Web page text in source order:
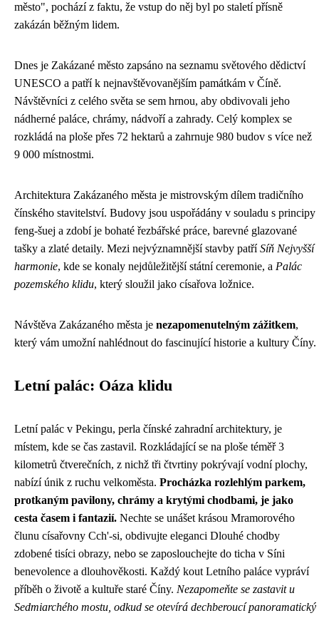
město", pochází z faktu, že vstup do něj byl po staletí přísně
zakázán běžným lidem.
Dnes je Zakázané město zapsáno na seznamu světového dědictví
UNESCO a patří k nejnavštěvovanějším památkám v Číně.
Návštěvníci z celého světa se sem hrnou, aby obdivovali jeho
nádherné paláce, chrámy, nádvoří a zahrady. Celý komplex se
rozkládá na ploše přes 72 hektarů a zahrnuje 980 budov s více než
9 000 místnostmi.
Architektura Zakázaného města je mistrovským dílem tradičního
čínského stavitelství. Budovy jsou uspořádány v souladu s principy
feng-šuej a zdobí je bohaté řezbářské práce, barevné glazované
tašky a zlaté detaily. Mezi nejvýznamnější stavby patříSíň Nejvyšší
harmonie, kde se konaly nejdůležitější státní ceremonie, a Palác
pozemského klidu, který sloužil jako císařova ložnice.
Návštěva Zakázaného města je nezapomenutelným zážitkem,
který vám umožní nahlédnout do fascinující historie a kultury Číny.
Letní palác: Oáza klidu
Letní palác v Pekingu, perla čínské zahradní architektury, je
místem, kde se čas zastavil. Rozkládající se na ploše téměř 3
kilometrů čtverečních, z nichž tři čtvrtiny pokrývají vodní plochy,
nabízí únik z ruchu velkoměsta. Procházka rozlehlým parkem,
protkaným pavilony, chrámy a krytými chodbami, je jako
cesta časem i fantazií. Nechte se unášet krásou Mramorového
člunu císařovny Cch'-si, obdivujte eleganci Dlouhé chodby
zdobené tisíci obrazy, nebo se zaposlouchejte do ticha v Síni
benevolence a dlouhověkosti. Každý kout Letního paláce vypráví
příběh o životě a kultuře staré Číny. Nezapomeňte se zastavit u
Sedmiarchého mostu, odkud se otevírá dechberoucí panoramatický